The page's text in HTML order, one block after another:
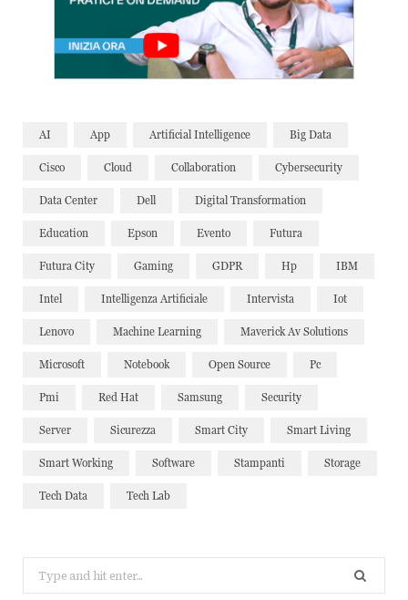
AI App Artificial Intelligence Big Data
Cisco Cloud Collaboration Cybersecurity
Data Center Dell Digital Transformation
Education Epson Evento Futura
Futura City Gaming GDPR Hp IBM
Intel Intelligenza Artificiale Intervista Iot
Lenovo Machine Learning Maverick Av Solutions
Microsoft Notebook Open Source Pc
Pmi Red Hat Samsung Security
Server Sicurezza Smart City Smart Living
Smart Working Software Stampanti Storage
Tech Data Tech Lab
for: